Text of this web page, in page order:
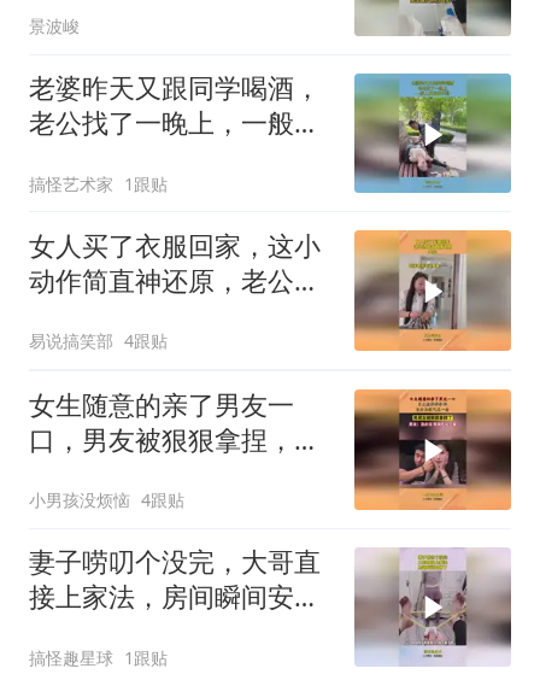
景波峻
老婆昨天又跟同学喝酒，
老公找了一晚上，一般人
搞怪艺术家 1跟贴
女人买了衣服回家，这小
动作简直神还原，老公：
易说搞笑部 4跟贴
女生随意的亲了男友一
口，男友被狠狠拿捏，没
小男孩没烦恼 4跟贴
妻子唠叨个没完，大哥直
接上家法，房间瞬间安静
搞怪趣星球 1跟贴